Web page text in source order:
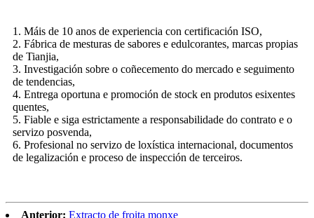
1. Máis de 10 anos de experiencia con certificación ISO,
2. Fábrica de mesturas de sabores e edulcorantes, marcas propias
de Tianjia,
3. Investigación sobre o coñecemento do mercado e seguimento
de tendencias,
4. Entrega oportuna e promoción de stock en produtos esixentes
quentes,
5. Fiable e siga estrictamente a responsabilidade do contrato e o
servizo posvenda,
6. Profesional no servizo de loxística internacional, documentos
de legalización e proceso de inspección de terceiros.
Anterior: Extracto de froita monxe